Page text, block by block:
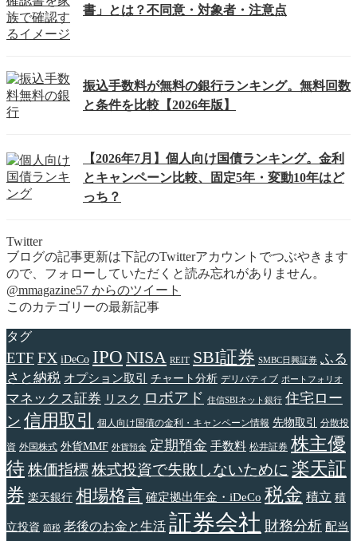
書」とは？不同意・対象者・注意点
振込手数料が無料の銀行ランキング。無料回数
と条件を比較【2026年版】
【2026年7月】個人向け国債ランキング。金利
とキャンペーン比較、固定5年・変動10年はど
っち？
Twitter
ブログの記事更新は下記のTwitterアカウントでつぶやきます
ので、フォローしていただくと読み忘れがありません。
@mmagazine57 からのツイート
このカテゴリーの最新記事
タグ
ETF FX iDeCo IPO NISA REIT SBI証券 SMBC日興証券 ふる
さと納税 オプション取引 チャート分析 デリバティブ ポートフォリオ
マネックス証券 リスク ロボアド 住信SBIネット銀行 住宅ロー
ン 信用取引 個人向け国債の金利・キャンペーン情報 先物取引 分散投
資 外国株式 外貨MMF 外貨預金 定期預金 手数料 松井証券 株主優
待株価指標株式投資で失敗しないために 楽天証
券 楽天銀行 相場格言 確定拠出年金・iDeCo 税金 積立 積
立投資 節税 老後のお金と生活 証券会社 財務分析 配当